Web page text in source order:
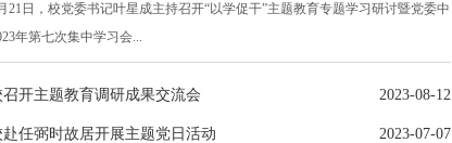
21日，校党委书记叶星成主持召开“以学促干”主题教育专题学习研讨暨党委中
年第七次集中学习会...
召开主题教育调研成果交流会 2023-08-12
赴任弼时故居开展主题党日活动 2023-07-07